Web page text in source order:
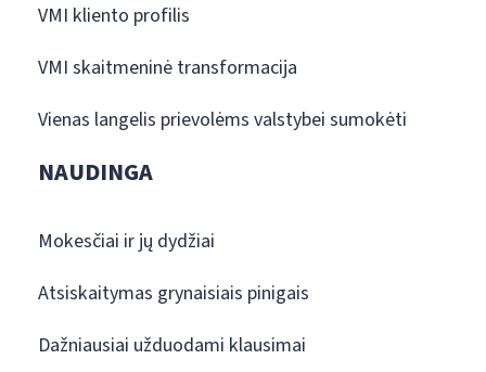
VMI kliento profilis
VMI skaitmeninė transformacija
Vienas langelis prievolėms valstybei sumokėti
NAUDINGA
Mokesčiai ir jų dydžiai
Atsiskaitymas grynaisiais pinigais
Dažniausiai užduodami klausimai